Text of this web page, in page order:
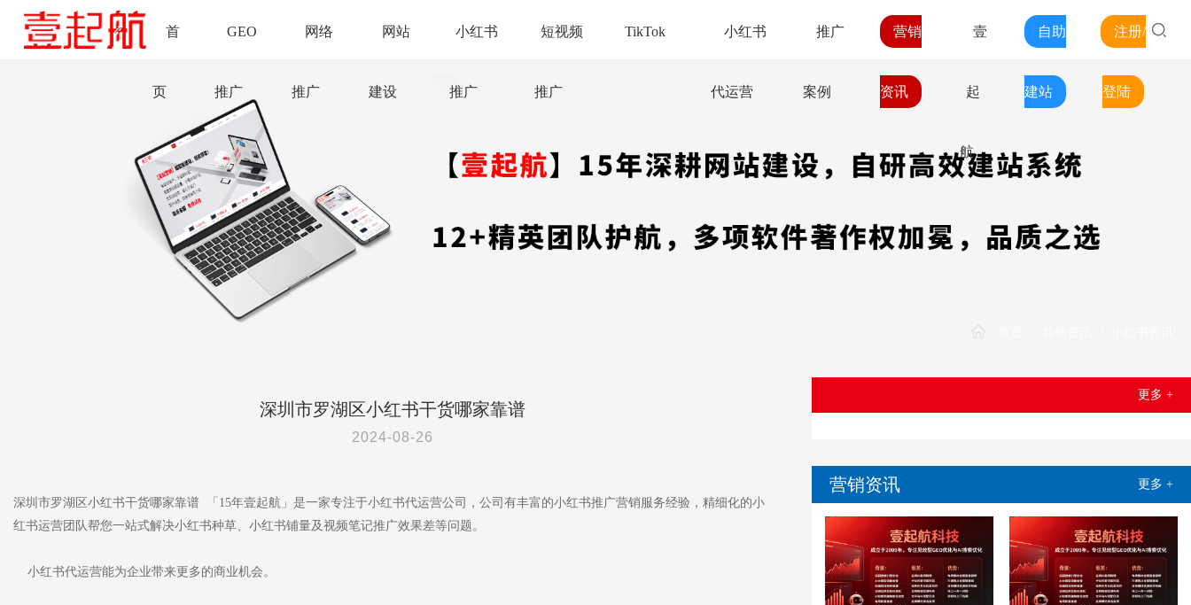
首
页
GEO
推广
网络
推广
网站
建设
小红书
推广
短视频
推广
TikTok 小红书
代运营
推广
案例
营销
资讯
壹
起
航
自助
建站
注册/
登陆
深圳市罗湖区小红书干货哪家靠谱
2024-08-26
深圳市罗湖区小红书干货哪家靠谱 「15年壹起航」是一家专注于小红书代运营公司，公司有丰富的小红书推广营销服务经验，精细化的小
红书运营团队帮您一站式解决小红书种草、小红书铺量及视频笔记推广效果差等问题。
小红书代运营能为企业带来更多的商业机会。
更多 +
营销资讯 更多 +